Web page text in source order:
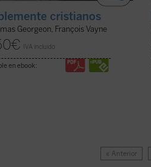
cristianos
Georgeon, François Vayne
€ IVA incluido
en ebook:
« Anterior